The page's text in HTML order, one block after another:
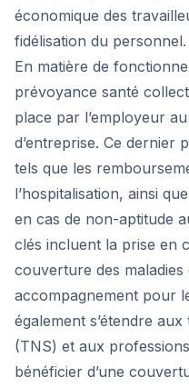
économique des
fidélisation du personnel.
En matière de
prévoyance santé
place par l’employeur
d’entreprise. Ce dernier
tels que les
l’hospitalisation, ainsi
en cas de non-aptitude
clés incluent la prise en
couverture des maladies
accompagnement pour
également s’étendre
(TNS) et aux
bénéficier d’une